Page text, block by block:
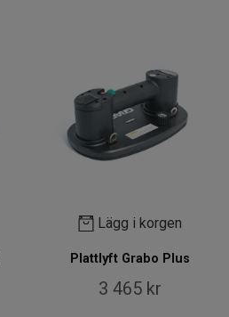
Lägg i korgen
Plattlyft Grabo Plus
3 465 kr